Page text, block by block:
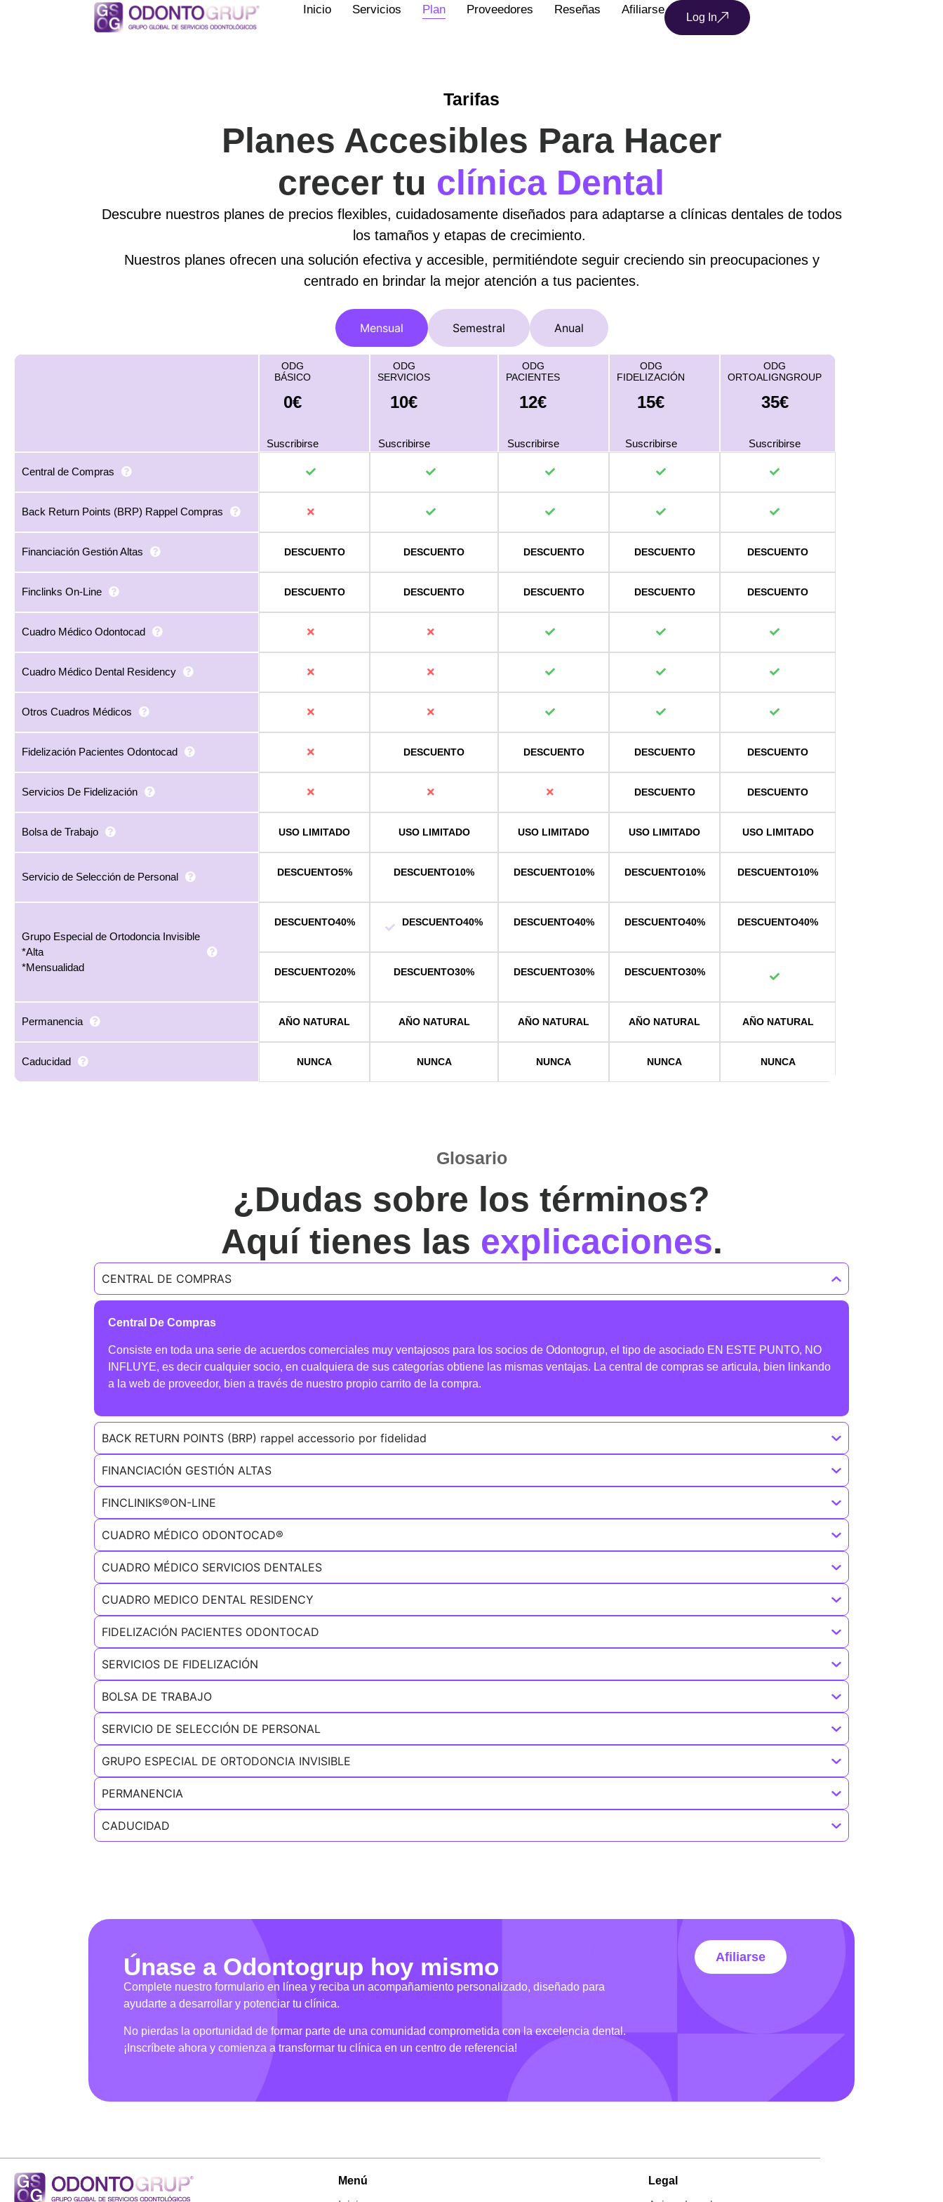
Inicio Servicios Plan Proveedores Reseñas Afiliarse
Log In
Tarifas
Planes Accesibles Para Hacer
crecer tu clínica Dental
Descubre nuestros planes de precios flexibles, cuidadosamente diseñados para adaptarse a clínicas dentales de todos
los tamaños y etapas de crecimiento.
Nuestros planes ofrecen una solución efectiva y accesible, permitiéndote seguir creciendo sin preocupaciones y
centrado en brindar la mejor atención a tus pacientes.
Mensual Semestral Anual
ODG
BÁSICO
0€
Suscribirse
ODG
SERVICIOS
10€
Suscribirse
ODG
PACIENTES
12€
Suscribirse
ODG
FIDELIZACIÓN
15€
Suscribirse
ODG
ORTOALIGNGROUP
35€
Suscribirse
Central de Compras
Back Return Points (BRP) Rappel Compras
Financiación Gestión Altas DESCUENTO DESCUENTO DESCUENTO DESCUENTO DESCUENTO
Finclinks On-Line DESCUENTO DESCUENTO DESCUENTO DESCUENTO DESCUENTO
Cuadro Médico Odontocad
Cuadro Médico Dental Residency
Otros Cuadros Médicos
Fidelización Pacientes Odontocad DESCUENTO DESCUENTO DESCUENTO DESCUENTO
Servicios De Fidelización DESCUENTO DESCUENTO
Bolsa de Trabajo USO LIMITADO USO LIMITADO USO LIMITADO USO LIMITADO USO LIMITADO
Servicio de Selección de Personal DESCUENTO5% DESCUENTO10% DESCUENTO10% DESCUENTO10% DESCUENTO10%
Grupo Especial de Ortodoncia Invisible
*Alta
*Mensualidad
DESCUENTO40% DESCUENTO40% DESCUENTO40% DESCUENTO40% DESCUENTO40%
DESCUENTO20% DESCUENTO30% DESCUENTO30% DESCUENTO30%
Permanencia AÑO NATURAL AÑO NATURAL AÑO NATURAL AÑO NATURAL AÑO NATURAL
Caducidad NUNCA NUNCA NUNCA NUNCA NUNCA
Glosario
¿Dudas sobre los términos?
Aquí tienes las explicaciones.
CENTRAL DE COMPRAS
Central De Compras
Consiste en toda una serie de acuerdos comerciales muy ventajosos para los socios de Odontogrup, el tipo de asociado EN ESTE PUNTO, NO
INFLUYE, es decir cualquier socio, en cualquiera de sus categorías obtiene las mismas ventajas. La central de compras se articula, bien linkando
a la web de proveedor, bien a través de nuestro propio carrito de la compra.
BACK RETURN POINTS (BRP) rappel accessorio por fidelidad
FINANCIACIÓN GESTIÓN ALTAS
FINCLINIKS®ON-LINE
CUADRO MÉDICO ODONTOCAD®
CUADRO MÉDICO SERVICIOS DENTALES
CUADRO MEDICO DENTAL RESIDENCY
FIDELIZACIÓN PACIENTES ODONTOCAD
SERVICIOS DE FIDELIZACIÓN
BOLSA DE TRABAJO
SERVICIO DE SELECCIÓN DE PERSONAL
GRUPO ESPECIAL DE ORTODONCIA INVISIBLE
PERMANENCIA
CADUCIDAD
Únase a Odontogrup hoy mismo
Complete nuestro formulario en línea y reciba un acompañamiento personalizado, diseñado para
ayudarte a desarrollar y potenciar tu clínica.
No pierdas la oportunidad de formar parte de una comunidad comprometida con la excelencia dental.
¡Inscríbete ahora y comienza a transformar tu clínica en un centro de referencia!
Afiliarse
Menú Legal